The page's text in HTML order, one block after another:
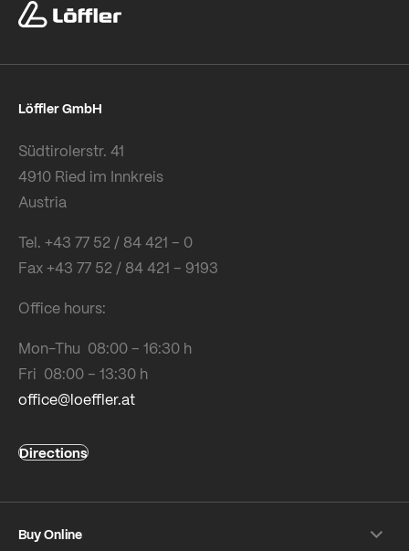
Löffler GmbH
Südtirolerstr. 41
4910 Ried im Innkreis
Austria
Tel. +43 77 52 / 84 421 – 0
Fax +43 77 52 / 84 421 – 9193
Office hours:
Mon-Thu 08:00 – 16:30 h
Fri 08:00 – 13:30 h
office@loeffler.at
Directions
Buy Online